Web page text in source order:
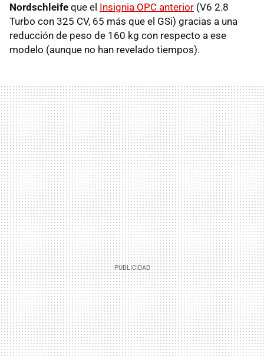
Nordschleife que el Insignia OPC anterior (V6 2.8
Turbo con 325 CV, 65 más que el GSi) gracias a una
reducción de peso de 160 kg con respecto a ese
modelo (aunque no han revelado tiempos).